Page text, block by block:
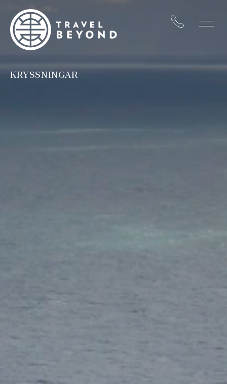
KRYSSNINGAR